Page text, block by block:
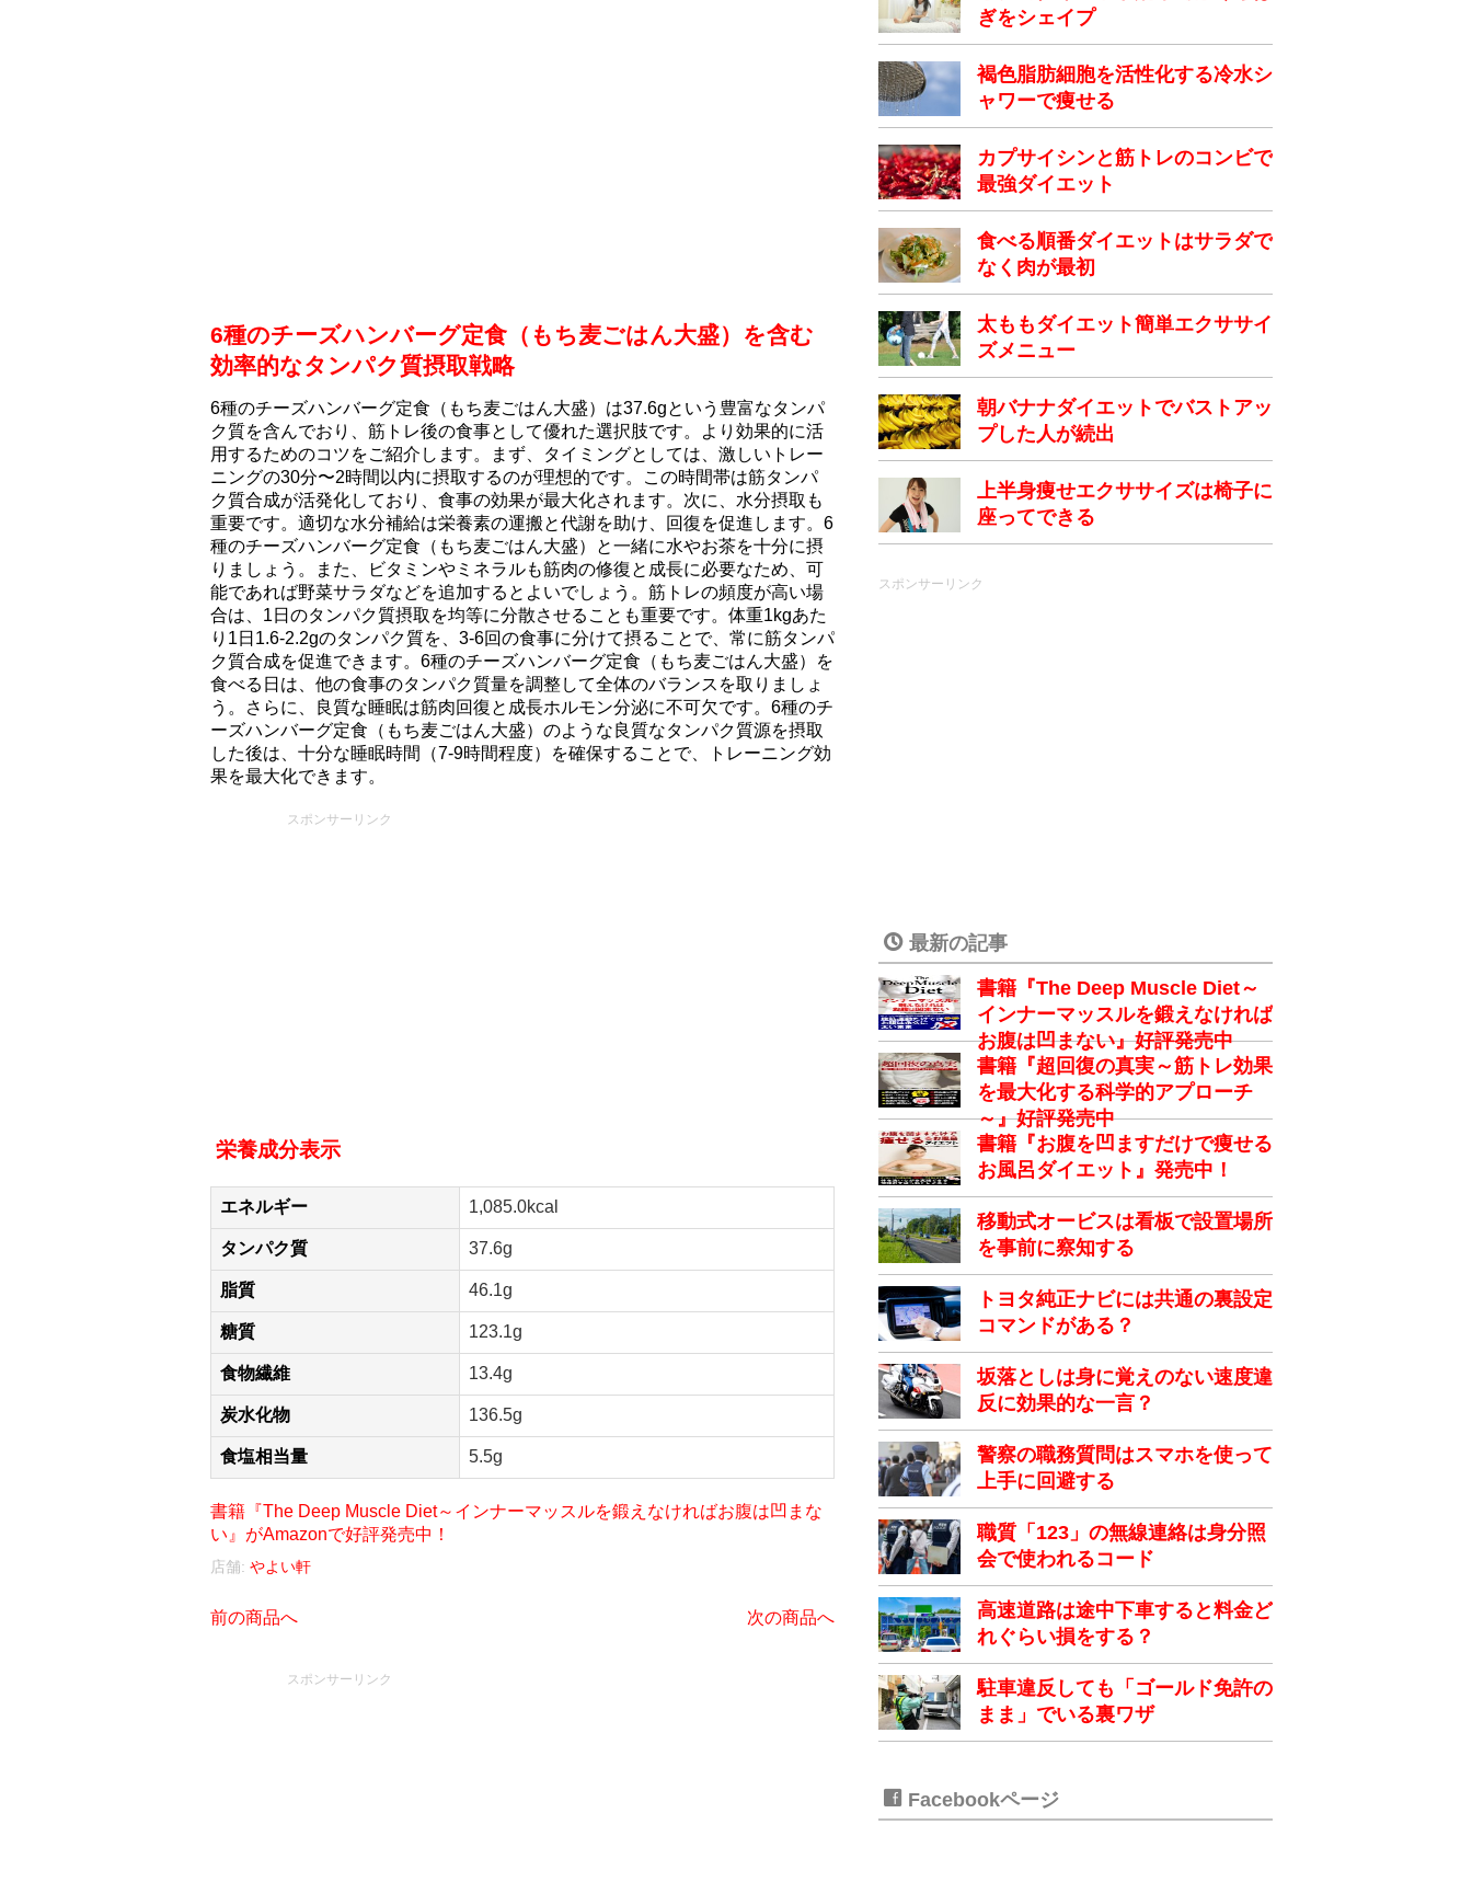
6種のチーズハンバーグ定食（もち⻨ごはん大盛）を含む
効率的なタンパク質摂取戦略
6種のチーズハンバーグ定食（もち⻨ごはん大盛）は37.6gという豊富なタンパ
ク質を含んでおり、筋トレ後の食事として優れた選択肢です。より効果的に活
用するためのコツをご紹介します。まず、タイミングとしては、激しいトレー
ニングの30分〜2時間以内に摂取するのが理想的です。この時間帯は筋タンパ
ク質合成が活発化しており、食事の効果が最大化されます。次に、水分摂取も
重要です。適切な水分補給は栄養素の運搬と代謝を助け、回復を促進します。6
種のチーズハンバーグ定食（もち⻨ごはん大盛）と一緒に水やお茶を十分に摂
りましょう。また、ビタミンやミネラルも筋肉の修復と成長に必要なため、可
能であれば野菜サラダなどを追加するとよいでしょう。筋トレの頻度が高い場
合は、1日のタンパク質摂取を均等に分散させることも重要です。体重1kgあた
り1日1.6-2.2gのタンパク質を、3-6回の食事に分けて摂ることで、常に筋タンパ
ク質合成を促進できます。6種のチーズハンバーグ定食（もち⻨ごはん大盛）を
食べる日は、他の食事のタンパク質量を調整して全体のバランスを取りましょ
う。さらに、良質な睡眠は筋肉回復と成長ホルモン分泌に不可欠です。6種のチ
ーズハンバーグ定食（もち⻨ごはん大盛）のような良質なタンパク質源を摂取
した後は、十分な睡眠時間（7-9時間程度）を確保することで、トレーニング効
果を最大化できます。
スポンサーリンク
栄養成分表示
エネルギー 1,085.0kcal
タンパク質 37.6g
脂質 46.1g
糖質 123.1g
食物繊維 13.4g
炭水化物 136.5g
食塩相当量 5.5g
書籍『The Deep Muscle Diet～インナーマッスルを鍛えなければお腹は凹まな
い』がAmazonで好評発売中！
店舗: やよい軒
前の商品へ 次の商品へ
スポンサーリンク
ぎをシェイプ
褐色脂肪細胞を活性化する冷水シ
ャワーで痩せる
カプサイシンと筋トレのコンビで
最強ダイエット
食べる順番ダイエットはサラダで
なく肉が最初
太ももダイエット簡単エクササイ
ズメニュー
朝バナナダイエットでバストアッ
プした人が続出
上半身痩せエクササイズは椅子に
座ってできる
スポンサーリンク
最新の記事
書籍『The Deep Muscle Diet～
インナーマッスルを鍛えなければ
お腹は凹まない』好評発売中
書籍『超回復の真実～筋トレ効果
を最大化する科学的アプローチ
～』好評発売中
書籍『お腹を凹ますだけで痩せる
お風呂ダイエット』発売中！
移動式オービスは看板で設置場所
を事前に察知する
トヨタ純正ナビには共通の裏設定
コマンドがある？
坂落としは身に覚えのない速度違
反に効果的な一言？
警察の職務質問はスマホを使って
上手に回避する
職質「123」の無線連絡は身分照
会で使われるコード
高速道路は途中下車すると料金ど
れぐらい損をする？
駐車違反しても「ゴールド免許の
まま」でいる裏ワザ
Facebookページ